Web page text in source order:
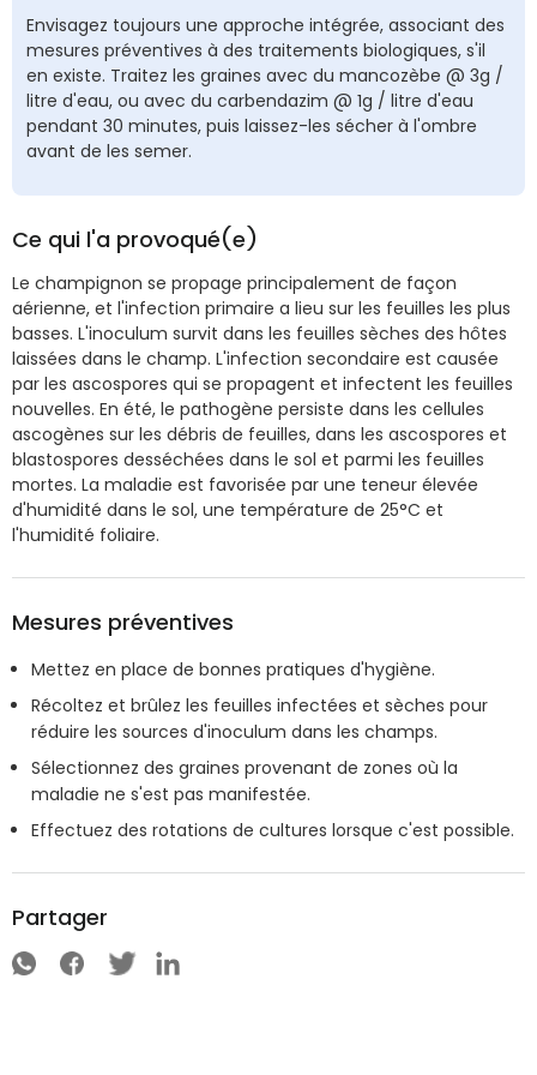
Envisagez toujours une approche intégrée, associant des
mesures préventives à des traitements biologiques, s'il
en existe. Traitez les graines avec du mancozèbe @ 3g /
litre d'eau, ou avec du carbendazim @ 1g / litre d'eau
pendant 30 minutes, puis laissez-les sécher à l'ombre
avant de les semer.
Ce qui l'a provoqué(e)
Le champignon se propage principalement de façon
aérienne, et l'infection primaire a lieu sur les feuilles les plus
basses. L'inoculum survit dans les feuilles sèches des hôtes
laissées dans le champ. L'infection secondaire est causée
par les ascospores qui se propagent et infectent les feuilles
nouvelles. En été, le pathogène persiste dans les cellules
ascogènes sur les débris de feuilles, dans les ascospores et
blastospores desséchées dans le sol et parmi les feuilles
mortes. La maladie est favorisée par une teneur élevée
d'humidité dans le sol, une température de 25°C et
l'humidité foliaire.
Mesures préventives
Mettez en place de bonnes pratiques d'hygiène.
Récoltez et brûlez les feuilles infectées et sèches pour
réduire les sources d'inoculum dans les champs.
Sélectionnez des graines provenant de zones où la
maladie ne s'est pas manifestée.
Effectuez des rotations de cultures lorsque c'est possible.
Partager